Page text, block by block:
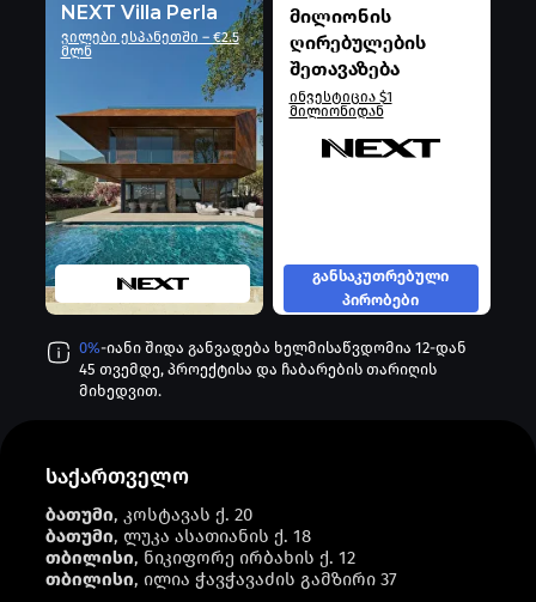
0%-იანი შიდა განვადება ხელმისაწვდომია 12-დან
45 თვემდე, პროექტისა და ჩაბარების თარიღის
მიხედვით.
მილიონის
ღირებულების
შეთავაზება
ინვესტიცია $1
მილიონიდან
NEXT Villa Perla
ვილები ესპანეთში – €2.5
მლნ
განსაკუთრებული
პირობები
საქართველო
ბათუმი, კოსტავას ქ. 20
ბათუმი, ლუკა ასათიანის ქ. 18
თბილისი, ნიკიფორე ირბახის ქ. 12
თბილისი, ილია ჭავჭავაძის გამზირი 37